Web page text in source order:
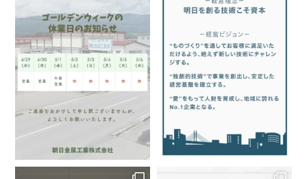
この方針を文書化し、全従業員に理解され
るようにする。
この方針は社外に公開する。